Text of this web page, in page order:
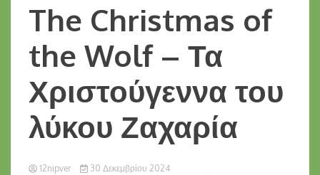
The Christmas of
the Wolf – Τα
Χριστούγεννα του
λύκου Ζαχαρία
12nipver
30 Δεκεμβρίου 2024